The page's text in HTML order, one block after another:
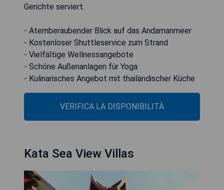
Gerichte serviert.
- Atemberaubender Blick auf das Andamanmeer
- Kostenloser Shuttleservice zum Strand
- Vielfältige Wellnessangebote
- Schöne Außenanlagen für Yoga
- Kulinarisches Angebot mit thailändischer Küche
VERIFICA LA DISPONIBILITÀ
Kata Sea View Villas